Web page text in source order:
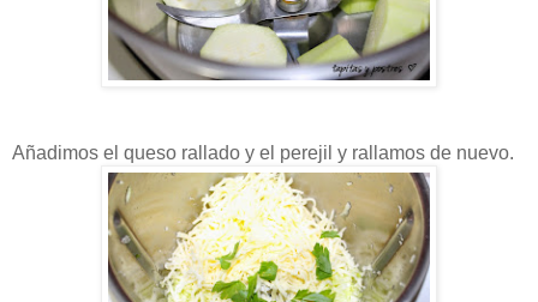
Añadimos el queso rallado y el perejil y rallamos de nuevo.